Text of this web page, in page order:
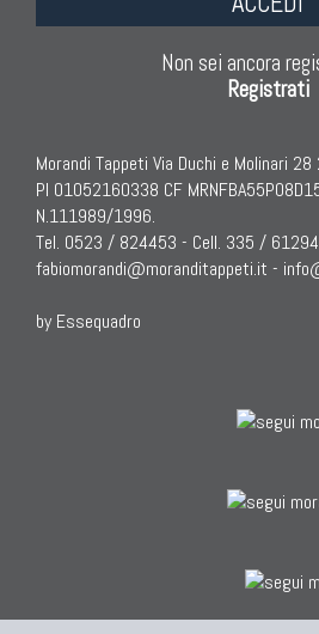
Non sei ancora
Registrati
Morandi Tappeti Via Duchi e Molinari
PI 01052160338 CF
N.111989/1996.
Tel. 0523 / 824453 - Cell. 335 /
fabiomorandi@moranditappeti.it -
by Essequadro